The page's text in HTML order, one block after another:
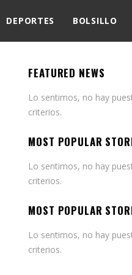
DEPORTES BOLSILLO
FEATURED NEWS
Lo sentimos, no hay
criterios.
MOST POPULAR
Lo sentimos, no hay
criterios.
MOST POPULAR
Lo sentimos, no hay
criterios.